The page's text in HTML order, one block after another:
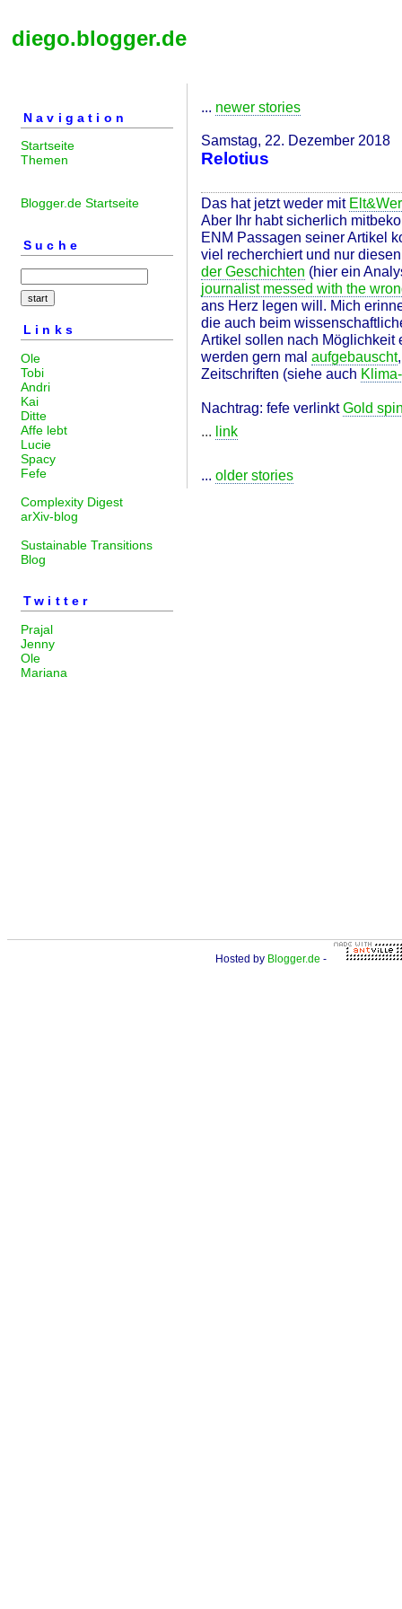
diego.blogger.de
Navigation
Startseite
Themen
Blogger.de Startseite
Suche
Links
Ole
Tobi
Andri
Kai
Ditte
Affe lebt
Lucie
Spacy
Fefe
Complexity Digest
arXiv-blog
Sustainable Transitions
Blog
Twitter
Prajal
Jenny
Ole
Mariana
... newer stories
Samstag, 22. Dezember 2018
Relotius
Das hat jetzt weder mit
Aber Ihr habt sicherlich
ENM Passagen seiner Artikel
viel recherchiert und nur
der Geschichten (hier ein
journalist messed with the
ans Herz legen will. Mich
die auch beim
Artikel sollen nach Möglichkeit
werden gern mal aufgebauscht
Zeitschriften (siehe auch
Nachtrag: fefe verlinktGold
... link
... older stories
Hosted by Blogger.de -